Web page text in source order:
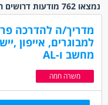
נמצאו 762 מודעות דרושים רלוונטיות לפי סינון
מדריך/ה להדרכה
למבוגרים, אייפון
מחשב ו-AL
משרה חמה